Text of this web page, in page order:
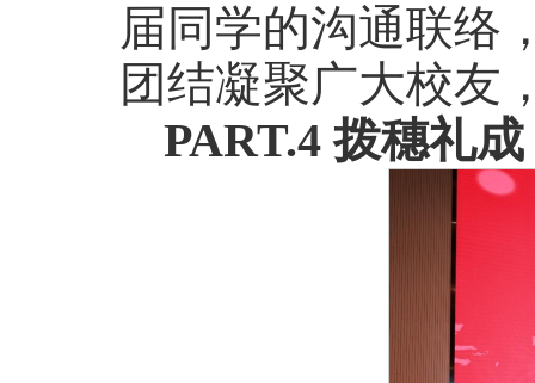
届同学的沟通联络
团结凝聚广大校友
PART.4 拨穗礼